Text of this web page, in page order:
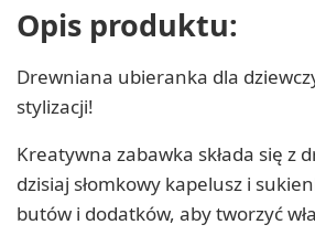
Opis produktu:
Drewniana ubieranka dla
stylizacji!
Kreatywna zabawka składa się z
dzisiaj słomkowy kapelusz i
butów i dodatków, aby tworzyć